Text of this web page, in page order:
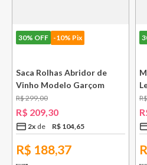
30% OFF -10% Pix
Saca Rolhas Abridor de
Vinho Modelo Garçom
WT130 Preto Le Creuset
R$299,00
R$ 209,30
2x R$ 104,65
R$ 188,37
R$